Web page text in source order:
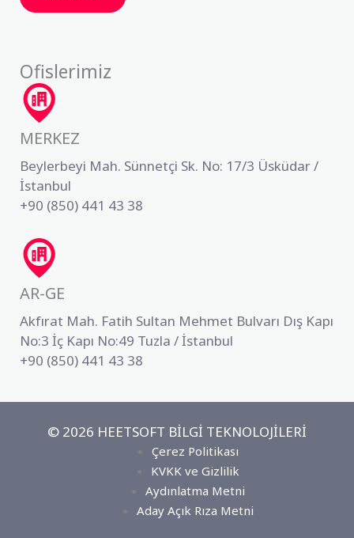
Ofislerimiz
MERKEZ
Beylerbeyi Mah. Sünnetçi Sk. No: 17/3 Üsküdar /
İstanbul
+90 (850) 441 43 38
AR-GE
Akfırat Mah. Fatih Sultan Mehmet Bulvarı Dış Kapı
No:3 İç Kapı No:49 Tuzla / İstanbul
+90 (850) 441 43 38
© 2026 HEETSOFT BİLGİ TEKNOLOJİLERİ
Çerez Politikası
KVKK ve Gizlilik
Aydınlatma Metni
Aday Açık Rıza Metni